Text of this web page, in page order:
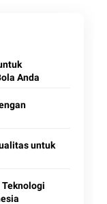
Anda
untuk